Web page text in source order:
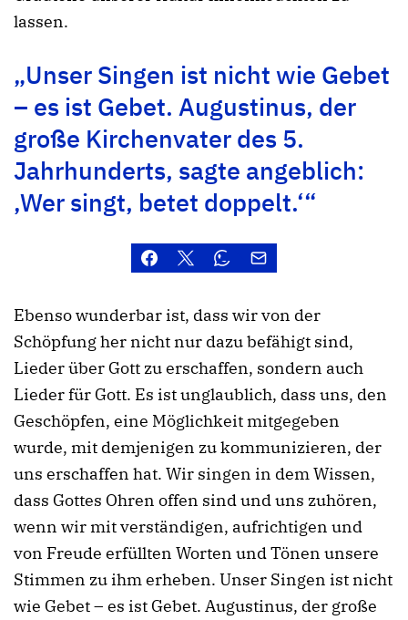
lassen.
„Unser Singen ist nicht wie Gebet
– es ist Gebet. Augustinus, der
große Kirchenvater des 5.
Jahrhunderts, sagte angeblich:
‚Wer singt, betet doppelt.‘“
Ebenso wunderbar ist, dass wir von der
Schöpfung her nicht nur dazu befähigt sind,
Lieder über Gott zu erschaffen, sondern auch
Lieder für Gott. Es ist unglaublich, dass uns, den
Geschöpfen, eine Möglichkeit mitgegeben
wurde, mit demjenigen zu kommunizieren, der
uns erschaffen hat. Wir singen in dem Wissen,
dass Gottes Ohren offen sind und uns zuhören,
wenn wir mit verständigen, aufrichtigen und
von Freude erfüllten Worten und Tönen unsere
Stimmen zu ihm erheben. Unser Singen ist nicht
wie Gebet – es ist Gebet. Augustinus, der große